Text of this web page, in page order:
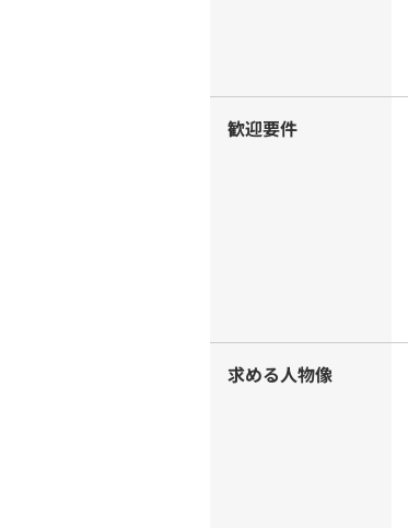
歓迎要件
求める人物像